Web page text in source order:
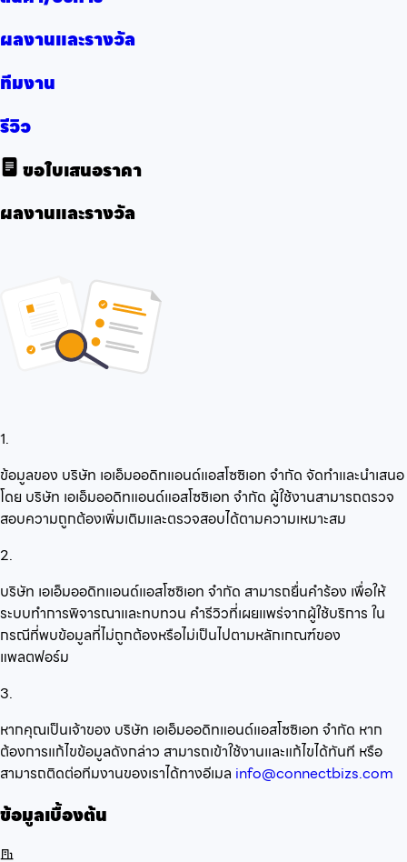
ผลงานและรางวัล
ทีมงาน
รีวิว
ขอใบเสนอราคา
ผลงานและรางวัล
1.
ข้อมูลของ บริษัท เอเอ็มออดิทแอนด์แอสโซซิเอท จำกัด จัดทำและนำเสนอ
โดย บริษัท เอเอ็มออดิทแอนด์แอสโซซิเอท จำกัด ผู้ใช้งานสามารถตรวจ
สอบความถูกต้องเพิ่มเติมและตรวจสอบได้ตามความเหมาะสม
2.
บริษัท เอเอ็มออดิทแอนด์แอสโซซิเอท จำกัด สามารถยื่นคำร้อง เพื่อให้
ระบบทำการพิจารณาและทบทวน คำรีวิวที่เผยแพร่จากผู้ใช้บริการ ใน
กรณีที่พบข้อมูลที่ไม่ถูกต้องหรือไม่เป็นไปตามหลักเกณฑ์ของ
แพลตฟอร์ม
3.
หากคุณเป็นเจ้าของ บริษัท เอเอ็มออดิทแอนด์แอสโซซิเอท จำกัด หาก
ต้องการแก้ไขข้อมูลดังกล่าว สามารถเข้าใช้งานและแก้ไขได้ทันที หรือ
สามารถติดต่อทีมงานของเราได้ทางอีเมล info@connectbizs.com
ข้อมูลเบื้องต้น